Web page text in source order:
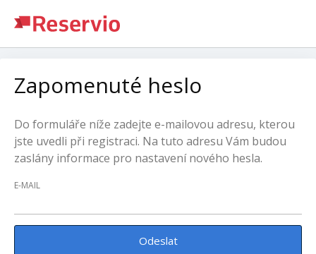
Zapomenuté heslo
Do formuláře níže zadejte e-mailovou adresu, kterou
jste uvedli při registraci. Na tuto adresu Vám budou
zaslány informace pro nastavení nového hesla.
E-MAIL
Odeslat